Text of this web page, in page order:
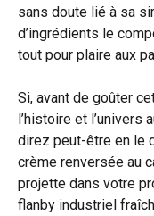
sans doute lié à sa
d’ingrédients le
tout pour plaire aux
Si, avant de goûter
l’histoire et l’univers
direz peut-être en le
crème renversée au
projette dans votre
flanby industriel